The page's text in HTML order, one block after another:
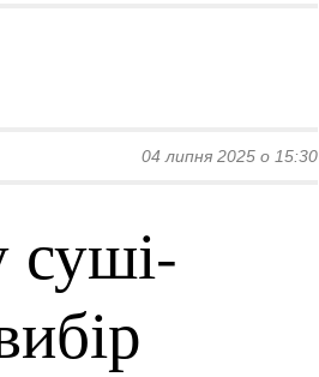
04 липня 2025 о 15:30
суші-